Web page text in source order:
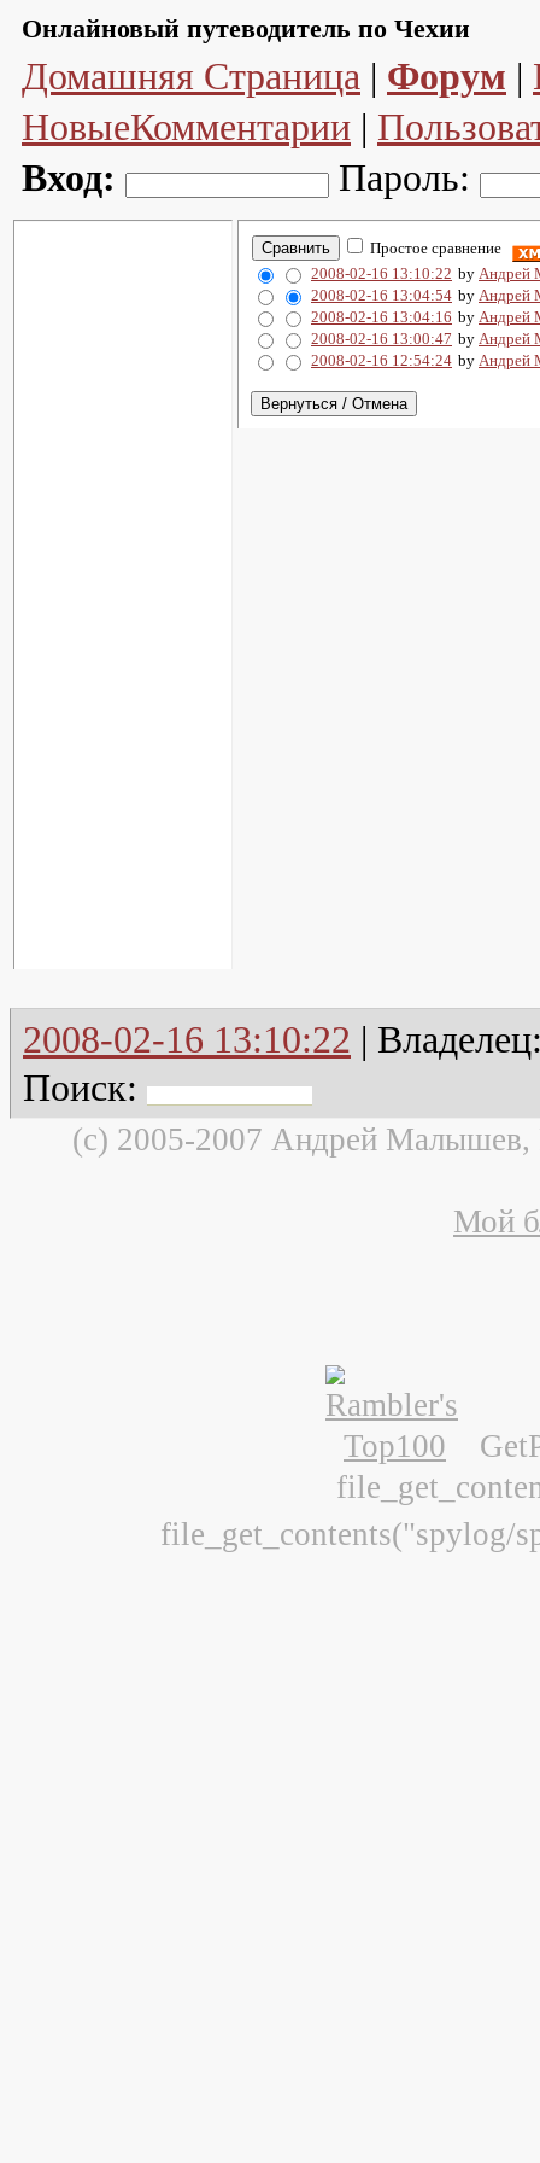
Онлайновый путеводитель по Чехии
Домашняя Страница | Форум |
НовыеКомментарии |
Вход:
Пароль:
Простое сравнение
2008-02-16 13:10:22 by Андрей
2008-02-16 13:04:54 by Андрей
2008-02-16 13:04:16 by Андрей
2008-02-16 13:00:47 by Андрей
2008-02-16 12:54:24 by Андрей
2008-02-16 13:10:22 |
Поиск:
(c) 2005-2007 Андрей Малышев,
Мой